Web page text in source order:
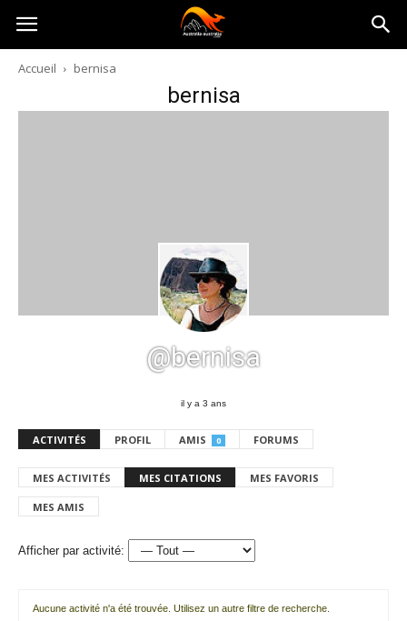
Australia-
australie.com
Accueil bernisa
bernisa
@bernisa
il y a 3 ans
ACTIVITÉS PROFIL AMIS 0 FORUMS
MES ACTIVITÉS MES CITATIONS MES FAVORIS
MES AMIS
Afficher par activité:
Aucune activité n'a été trouvée. Utilisez un autre filtre de recherche.